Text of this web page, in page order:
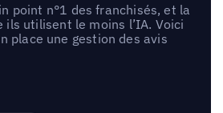
point n°1 des franchisés, et la
ils utilisent le moins l’IA. Voici
place une gestion des avis